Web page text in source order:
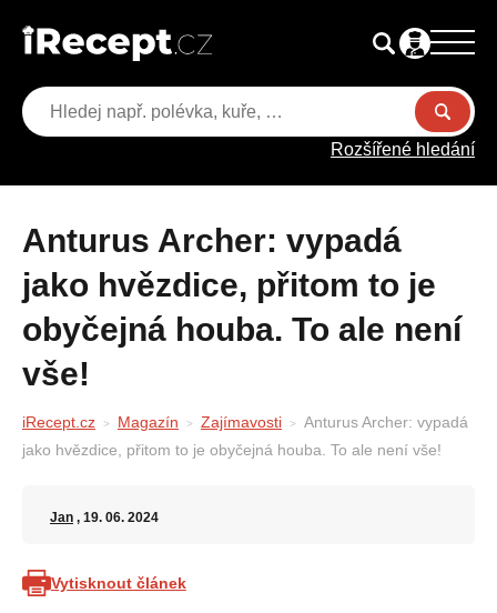
Rozšířené hledání
Anturus Archer: vypadá
jako hvězdice, přitom to je
obyčejná houba. To ale není
vše!
iRecept.cz Magazín Zajímavosti
Anturus Archer: vypadá
jako hvězdice, přitom to je obyčejná houba. To ale není vše!
Jan , 19. 06. 2024
Vytisknout článek